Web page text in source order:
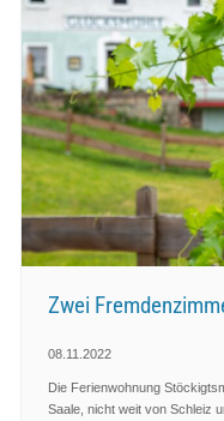
Zwei
08.11.2022
Die Ferienwohnung
Saale, nicht weit von Schleiz